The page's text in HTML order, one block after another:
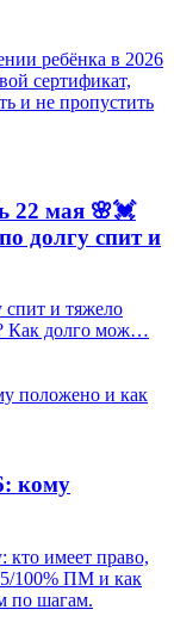
ребёнка в 2026
сертификат,
и не пропустить
22 мая 🌸💓
долгу спит и
спит и тяжело
? Как долго мож…
кому
кто имеет право,
100% ПМ и как
по шагам.